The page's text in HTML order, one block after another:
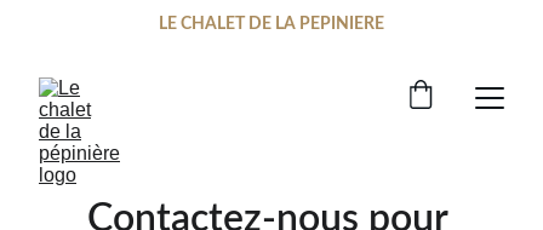
LE CHALET DE LA PEPINIERE
Contactez-nous pour